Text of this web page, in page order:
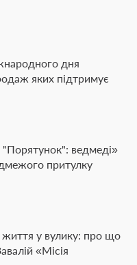
дня
яких підтримує
ведмеді»
притулку
у вулику: про що
«Місія